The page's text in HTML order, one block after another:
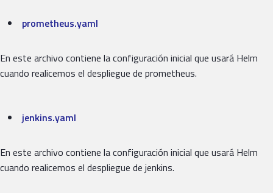
prometheus.yaml
En este archivo contiene la configuración inicial que usará Helm
cuando realicemos el despliegue de prometheus.
jenkins.yaml
En este archivo contiene la configuración inicial que usará Helm
cuando realicemos el despliegue de jenkins.